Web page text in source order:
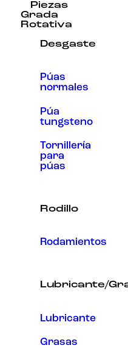
Piezas
Grada
Rotativa
Desgaste
Púas
normales
Púa
tungsteno
Tornillería
para
púas
Rodillo
Rodamientos
Lubricante/
Lubricante
Grasas